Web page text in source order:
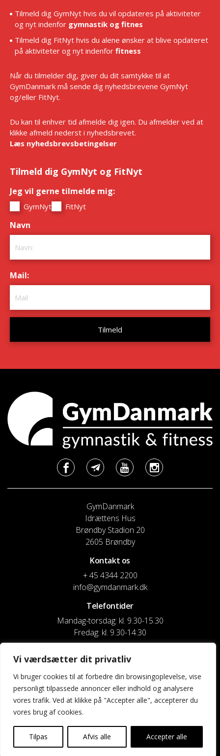
Vi værdsætter dit privatliv
Vi bruger cookies til at forbedre din browsingoplevelse, vise
personligt tilpassede annoncer eller indhold og analysere
vores trafik. Ved at klikke på "Accepter alle", accepterer du
vores brug af cookies.
Tilpas Afvis alle Accepter alle
Tilmeld dig GymNyt hvis du vil opdateres på aktiviteter
og nyt indenfor gymnastik og fitnes
Tilmeld dig FitNyt hvis du alene ønsker at blive opdateret
på aktiviteter og nyt indenfor fitness
Når du tilmelder dig, giver du dit samtykke til at
GymDanmark må sende dig nyhedsbrevene GymNyt
og/eller FitNyt.
Du kan til enhver tid afmelde dig igen. Du afmelder ved at
klikke afmeld nederst i nyhedsbrevet.
Læs nyhedsbrevsbetingelser
Tilmeld dig GymNyt og FitNyt
Jeg vil gerne tilmelde mig:
GymNyt FitNyt
Navn
Mail:
GymDanmark
Idrættens Hus
Brøndby Stadion 20
2605 Brøndby
Kontakt os
+ 45 4344 2200
info@gymdanmark.dk
Telefontider
Mandag-torsdag: kl. 9.30-15.30
Fredag: kl. 9.30-14.30
CVR nr. 20916818
Reg. & Kontonr.: 4180 3119119022
Privatlivspolitik og cookies
Kontakt os
Kalender